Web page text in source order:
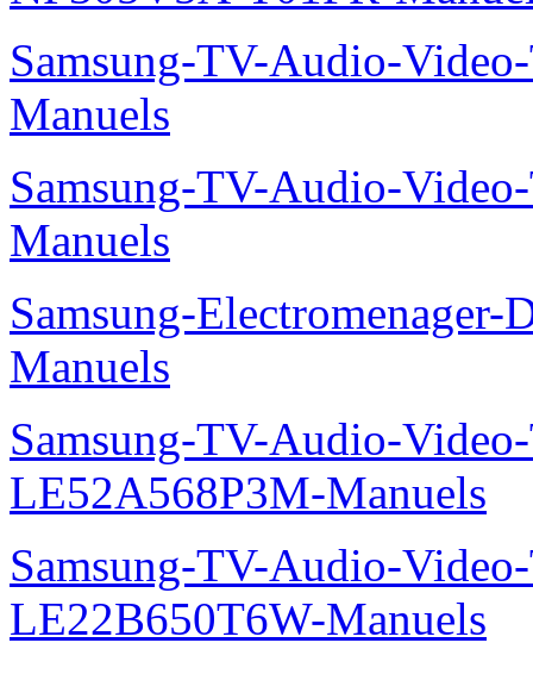
Samsung-TV-Audio-
Manuels
Samsung-TV-Audio-
Manuels
Samsung-
Manuels
Samsung-TV-Audio-
LE52A568P3M-Manuels
Samsung-TV-Audio-
LE22B650T6W-Manuels